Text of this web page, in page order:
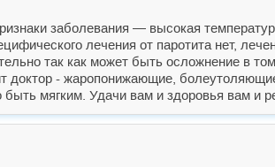
заболевания — высокая
лечения от паротита нет,
так как может быть осложнение в
доктор - жаропонижающие,
мягким. Удачи вам и здоровья вам и